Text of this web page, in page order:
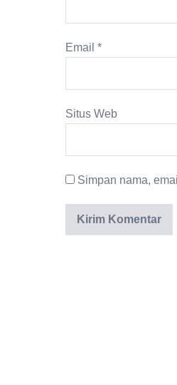
Email *
Situs Web
Simpan nama,